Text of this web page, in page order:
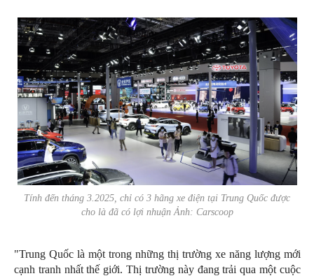
Tính đến tháng 3.2025, chỉ có 3 hãng xe điện tại Trung Quốc được
cho là đã có lợi nhuận Ảnh: Carscoop
"Trung Quốc là một trong những thị trường xe năng lượng mới
cạnh tranh nhất thế giới. Thị trường này đang trải qua một cuộc